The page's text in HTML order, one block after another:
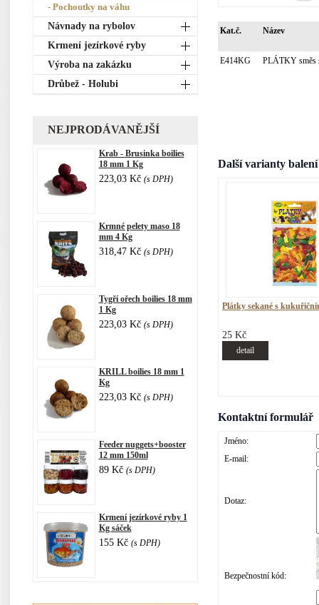
- Pochoutky na váhu
Návnady na rybolov
Krmení jezírkové ryby
Výroba na zakázku
Drůbež - Holubi
NEJPRODÁVANĚJŠÍ
Krab - Brusinka boilies
18 mm 1 Kg
223,03 Kč (s DPH)
Krmné pelety maso 18
mm 4 Kg
318,47 Kč (s DPH)
Tygří ořech boilies 18 mm
1 Kg
223,03 Kč (s DPH)
KRILL boilies 18 mm 1
Kg
223,03 Kč (s DPH)
Feeder nuggets+booster
12 mm 150ml
89 Kč (s DPH)
Krmení jezírkové ryby 1
Kg sáček
155 Kč (s DPH)
Kat.č. Název
E414KG PLÁTKY směs
Další varianty balení
Plátky sekané s
25 Kč
detail
Kontaktní formulář
Jméno:
E-mail:
Dotaz:
Bezpečnostní kód: